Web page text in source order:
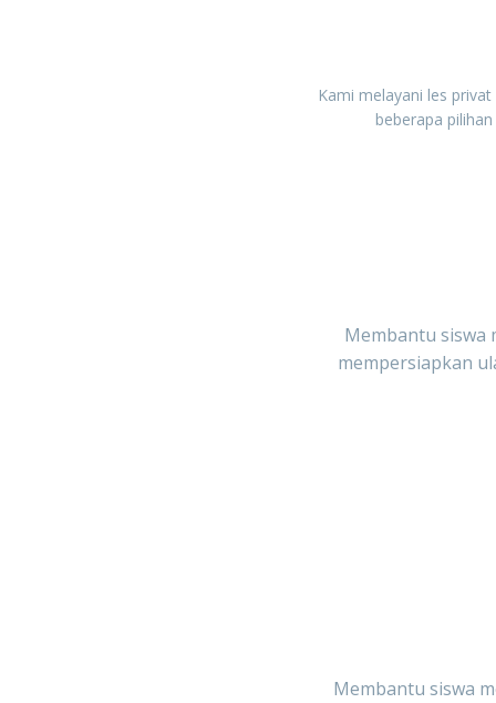
Kami melayani les
beberapa
Membantu siswa
mempersiapkan
Membantu siswa